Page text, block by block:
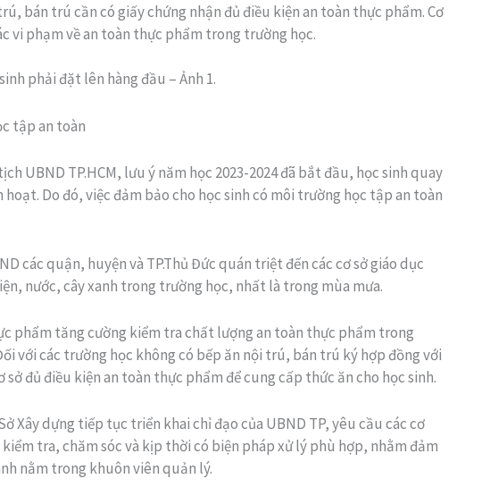
bán trú cần có giấy chứng nhận đủ điều kiện an toàn thực phẩm. Cơ
vi phạm về an toàn thực phẩm trong trường học.
phải đặt lên hàng đầu – Ảnh 1.
tập an toàn
UBND TP.HCM, lưu ý năm học 2023-2024 đã bắt đầu, học sinh quay
Do đó, việc đảm bảo cho học sinh có môi trường học tập an toàn
các quận, huyện và TP.Thủ Đức quán triệt đến các cơ sở giáo dục
nước, cây xanh trong trường học, nhất là trong mùa mưa.
phẩm tăng cường kiểm tra chất lượng an toàn thực phẩm trong
với các trường học không có bếp ăn nội trú, bán trú ký hợp đồng với
đủ điều kiện an toàn thực phẩm để cung cấp thức ăn cho học sinh.
Xây dựng tiếp tục triển khai chỉ đạo của UBND TP, yêu cầu các cơ
tra, chăm sóc và kịp thời có biện pháp xử lý phù hợp, nhằm đảm
nằm trong khuôn viên quản lý.